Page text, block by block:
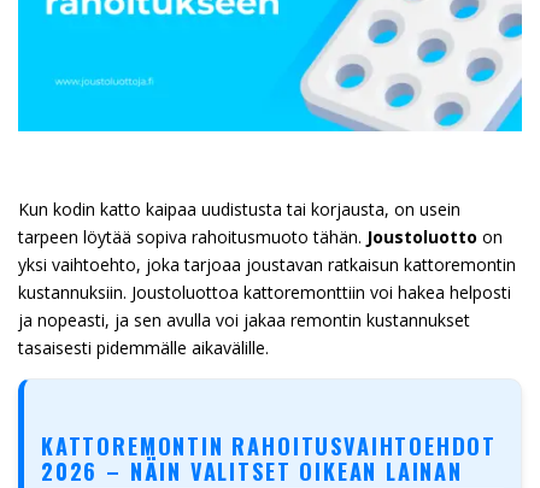
Kun kodin katto kaipaa uudistusta tai korjausta, on usein
tarpeen löytää sopiva rahoitusmuoto tähän. Joustoluotto on
yksi vaihtoehto, joka tarjoaa joustavan ratkaisun kattoremontin
kustannuksiin. Joustoluottoa kattoremonttiin voi hakea helposti
ja nopeasti, ja sen avulla voi jakaa remontin kustannukset
tasaisesti pidemmälle aikavälille.
KATTOREMONTIN RAHOITUSVAIHTOEHDOT
2026 – NÄIN VALITSET OIKEAN LAINAN